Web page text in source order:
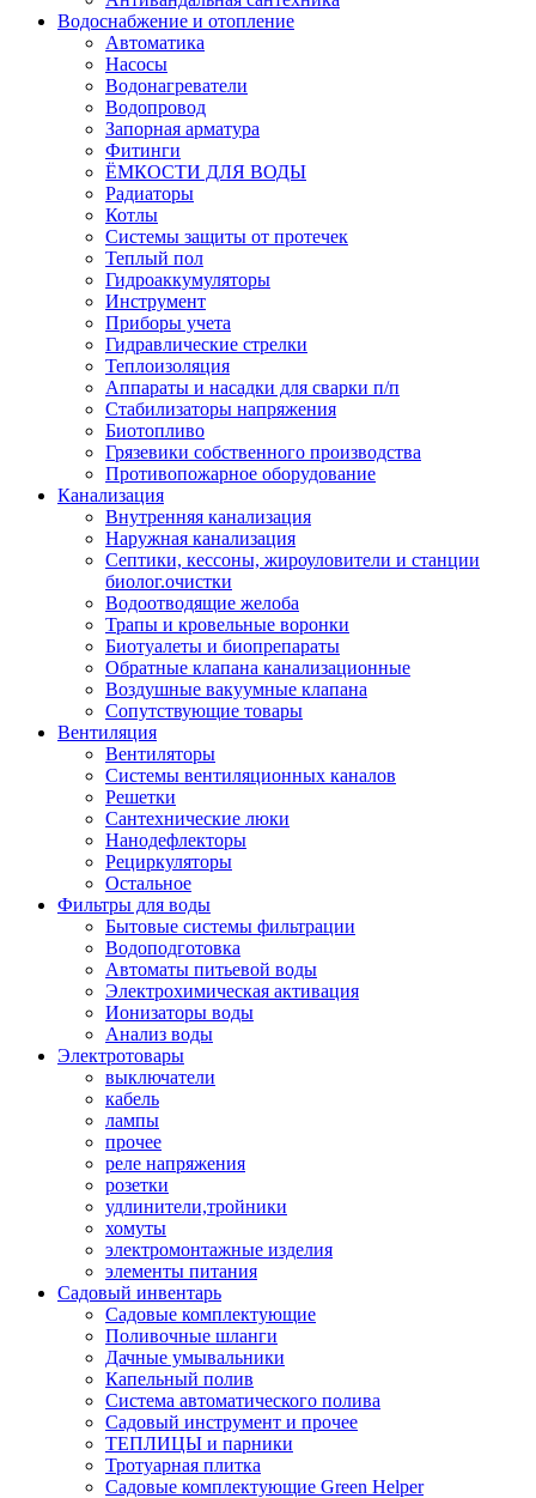
Водоснабжение и отопление
Автоматика
Насосы
Водонагреватели
Водопровод
Запорная арматура
Фитинги
ЁМКОСТИ ДЛЯ ВОДЫ
Радиаторы
Котлы
Системы защиты от протечек
Теплый пол
Гидроаккумуляторы
Инструмент
Приборы учета
Гидравлические стрелки
Теплоизоляция
Аппараты и насадки для сварки п/п
Стабилизаторы напряжения
Биотопливо
Грязевики собственного производства
Противопожарное оборудование
Канализация
Внутренняя канализация
Наружная канализация
Септики, кессоны, жироуловители и станции
биолог.очистки
Водоотводящие желоба
Трапы и кровельные воронки
Биотуалеты и биопрепараты
Обратные клапана канализационные
Воздушные вакуумные клапана
Сопутствующие товары
Вентиляция
Вентиляторы
Системы вентиляционных каналов
Решетки
Сантехнические люки
Нанодефлекторы
Рециркуляторы
Остальное
Фильтры для воды
Бытовые системы фильтрации
Водоподготовка
Автоматы питьевой воды
Электрохимическая активация
Ионизаторы воды
Анализ воды
Электротовары
выключатели
кабель
лампы
прочее
реле напряжения
розетки
удлинители,тройники
хомуты
электромонтажные изделия
элементы питания
Садовый инвентарь
Садовые комплектующие
Поливочные шланги
Дачные умывальники
Капельный полив
Система автоматического полива
Садовый инструмент и прочее
ТЕПЛИЦЫ и парники
Тротуарная плитка
Садовые комплектующие Green Helper